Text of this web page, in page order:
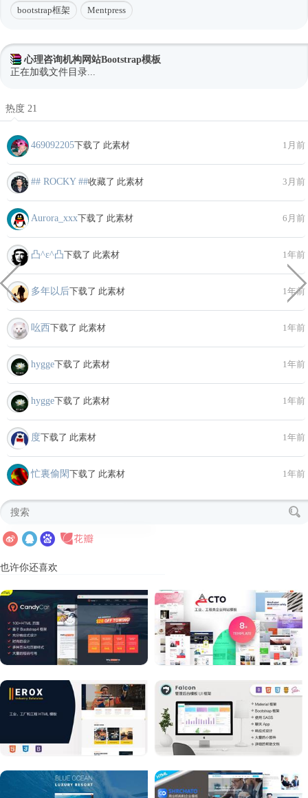
bootstrap框架 Mentpress
心理咨询机构网站Bootstrap模板
正在加载文件目录...
热度 21
469092205下载了 此素材 1月前
## ROCKY ##收藏了 此素材 3月前
Aurora_xxx下载了 此素材 6月前
凸^ε^凸下载了 此素材 1年前
多年以后下载了 此素材 1年前
吆西下载了 此素材 1年前
hygge下载了 此素材 1年前
hygge下载了 此素材 1年前
度下载了 此素材 1年前
忙裏偷閑下载了 此素材 1年前
也许你还喜欢